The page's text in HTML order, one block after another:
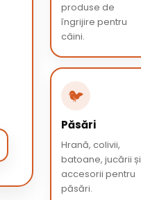
produse de
îngrijire pentru
câini.
🐦
Păsări
Hrană, colivii,
batoane, jucării și
accesorii pentru
păsări.